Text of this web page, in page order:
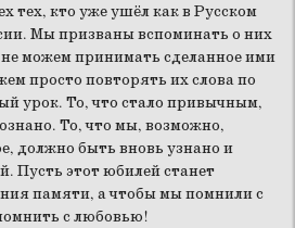
тех, кто уже ушёл как в Русском
Мы призваны вспоминать о них
можем принимать сделанное ими
просто повторять их слова по
урок. То, что стало привычным,
То, что мы, возможно,
должно быть вновь узнано и
Пусть этот юбилей станет
памяти, а чтобы мы помнили с
с любовью!